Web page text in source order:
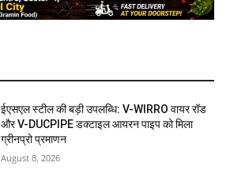
ईएसएल स्टील की बड़ी उपलब्धि: V-WIRRO वायर रॉड
और V-DUCPIPE डक्टाइल आयरन पाइप को मिला
ग्रीनप्रो प्रमाणन
August 8, 2026